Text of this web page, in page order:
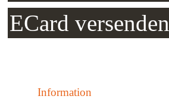
ECard versenden
Information